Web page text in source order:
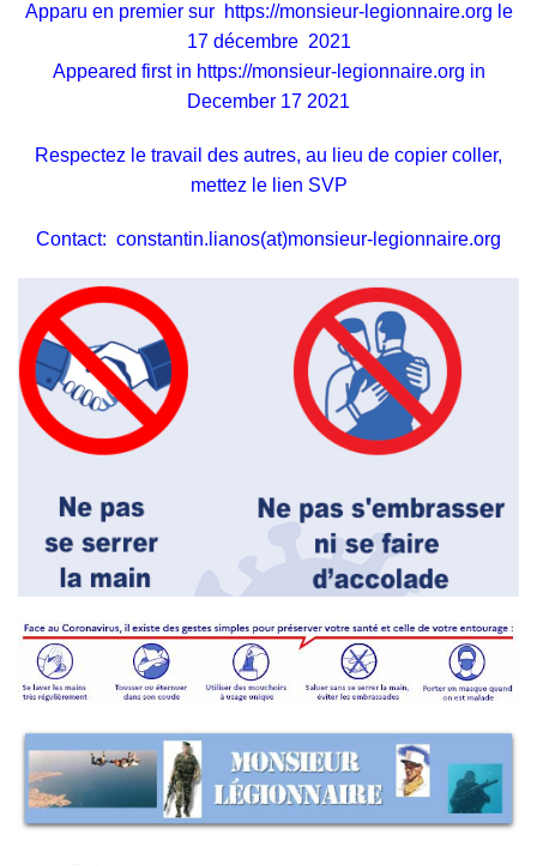
Apparu en premier sur https://monsieur-legionnaire.org le
17 décembre 2021
Appeared first in https://monsieur-legionnaire.org in
December 17 2021
Respectez le travail des autres, au lieu de copier coller,
mettez le lien SVP
Contact: constantin.lianos(at)monsieur-legionnaire.org